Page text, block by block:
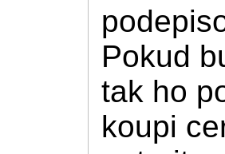
Pokud
tak ho
koupi